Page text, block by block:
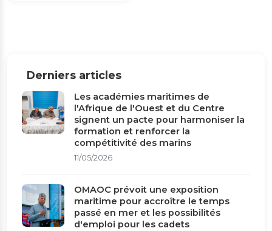
Derniers articles
Les académies maritimes de
l'Afrique de l'Ouest et du Centre
signent un pacte pour harmoniser la
formation et renforcer la
compétitivité des marins
11/05/2026
OMAOC prévoit une exposition
maritime pour accroître le temps
passé en mer et les possibilités
d'emploi pour les cadets